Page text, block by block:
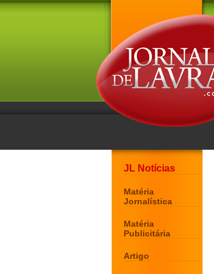
JL Notícias
Matéria
Jornalística
Matéria
Publicitária
Artigo